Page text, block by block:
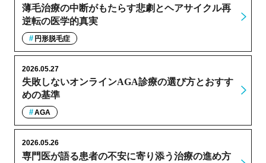
薄毛治療の中断がもたらす悲劇とヘアサイクル再
逆転の医学的真実
円形脱毛症
失敗しないオンラインAGA診療の選び方とおすす
めの基準
2026.05.27
AGA
専門医が語る患者の不安に寄り添う治療の進め方
2026.05.26